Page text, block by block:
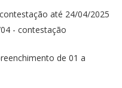
até 24/04/2025
- contestação
de 01 a